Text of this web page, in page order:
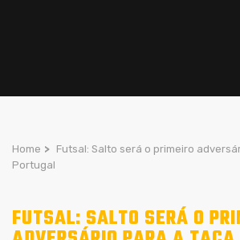
Home > Futsal: Salto será o primeiro
Portugal
FUTSAL: SALTO SERÁ O